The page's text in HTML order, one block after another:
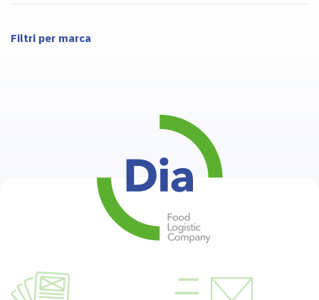
Filtri per marca